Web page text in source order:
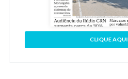
CLIQUE AQUI